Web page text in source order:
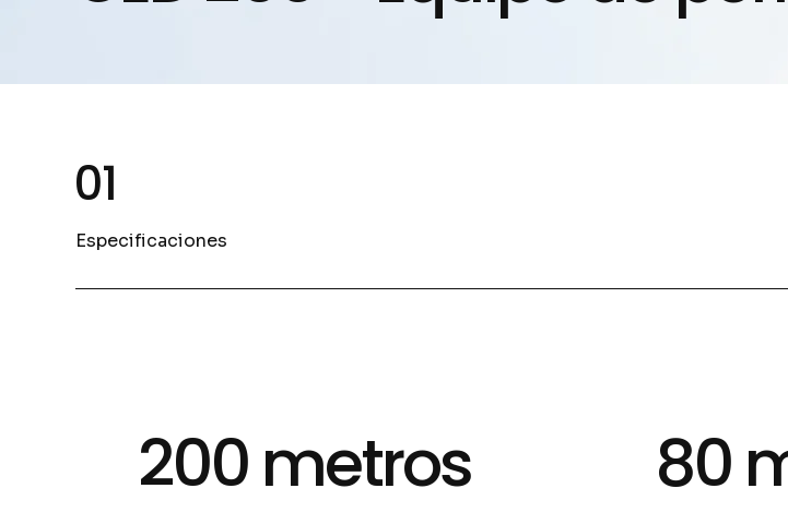
01
Especificaciones
200 metros 80